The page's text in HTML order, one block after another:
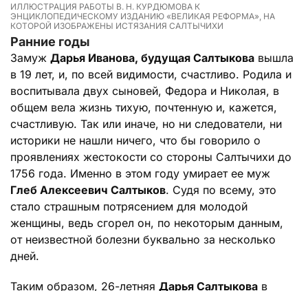
ИЛЛЮСТРАЦИЯ РАБОТЫ В. Н. КУРДЮМОВА К
ЭНЦИКЛОПЕДИЧЕСКОМУ ИЗДАНИЮ «ВЕЛИКАЯ РЕФОРМА», НА
КОТОРОЙ ИЗОБРАЖЕНЫ ИСТЯЗАНИЯ САЛТЫЧИХИ
Ранние годы
Замуж Дарья Иванова, будущая Салтыкова вышла
в 19 лет, и, по всей видимости, счастливо. Родила и
воспитывала двух сыновей, Федора и Николая, в
общем вела жизнь тихую, почтенную и, кажется,
счастливую. Так или иначе, но ни следователи, ни
историки не нашли ничего, что бы говорило о
проявлениях жестокости со стороны Салтычихи до
1756 года. Именно в этом году умирает ее муж
Глеб Алексеевич Салтыков. Судя по всему, это
стало страшным потрясением для молодой
женщины, ведь сгорел он, по некоторым данным,
от неизвестной болезни буквально за несколько
дней.
Таким образом, 26-летняя Дарья Салтыкова в